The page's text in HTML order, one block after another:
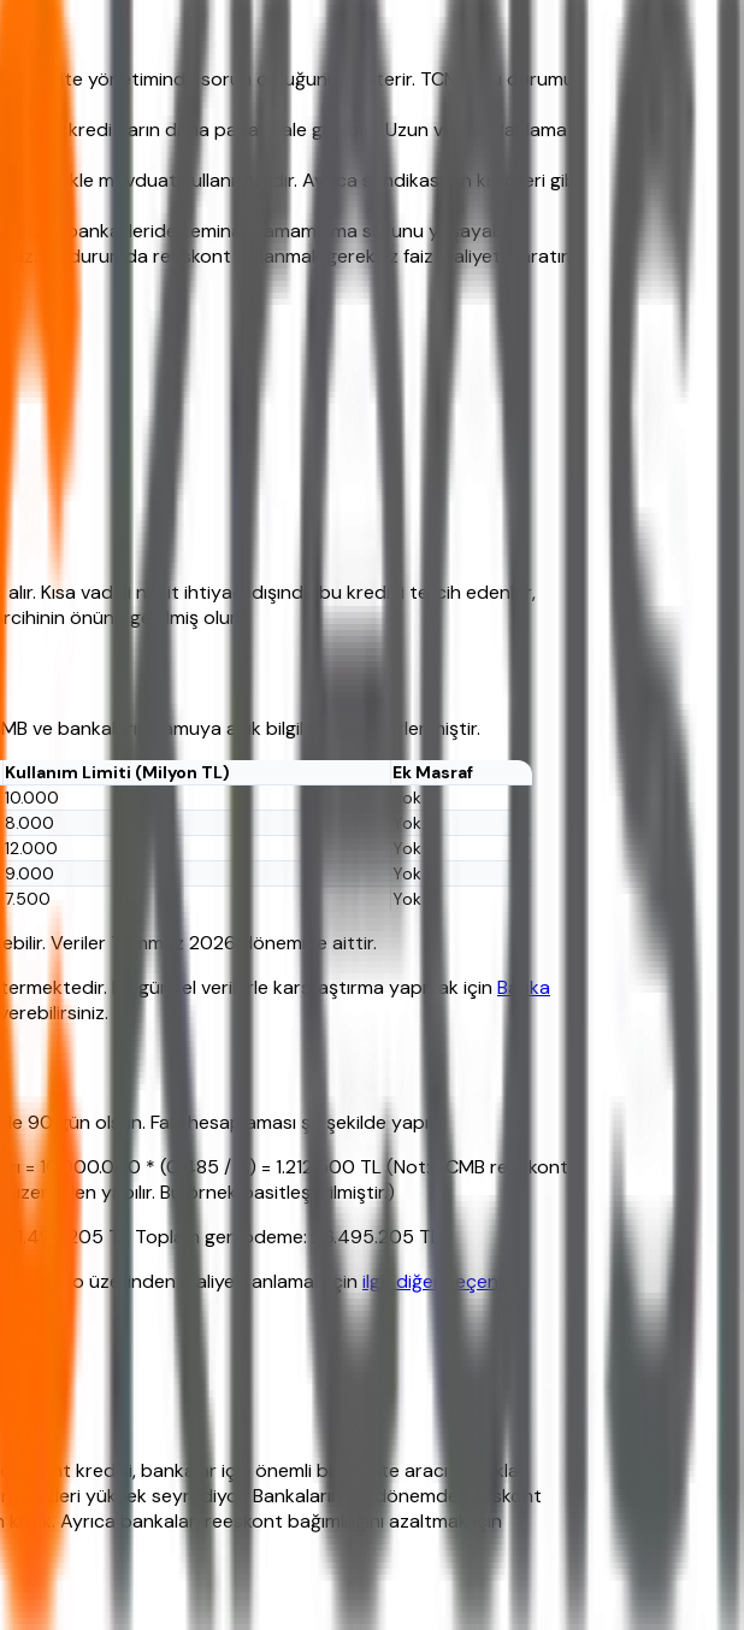
likidite yönetiminde sorun olduğunu gösterir. TCMB, bu durumu
kredi yarın daha pahalı hale gelebilir. Uzun vadeli planlama
mevduat kullanılmalıdır. Ayrıca sendikasyon kredileri gibi
banka ileride teminat tamamlama sorunu yaşayabilir.
Bu durumda reeskont kullanmak gereksiz faiz maliyeti yaratır.
Kısa vadeli nakit ihtiyacı dışında bu krediyi tercih edenler,
önüne geçilmiş olur.
ve bankaların kamuya açık bilgilerinden derlenmiştir.
Kullanım Limiti (Milyon TL)
Ek Masraf
10.000
Yok
8.000
Yok
12.000
Yok
9.000
Yok
7.500 Yok
Veriler Temmuz 2026 dönemine aittir.
En güncel verilerle karşılaştırma yapmak içinBanka
90 gün olsun. Faiz hesaplaması şu şekilde yapılır:
= 10.000.000 * (0,485 / 4) = 1.212.500 TL (Not: TCMB reeskont
yapılır. Bu örnek basitleştirilmiştir.)
TL Toplam geri ödeme: 26.495.205 TL
senaryo üzerinden maliyeti anlamak içinilgili diğer seçeneği
kredisi, bankalar için önemli bir likidite aracı olmakla
faizleri yüksek seyrediyor. Bankaların bu dönemde reeskont
Ayrıca bankalar, reeskont bağımlılığını azaltmak için